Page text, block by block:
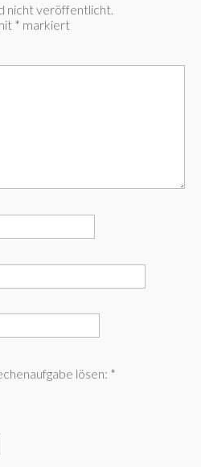
nicht veröffentlicht.
* markiert
lösen: *